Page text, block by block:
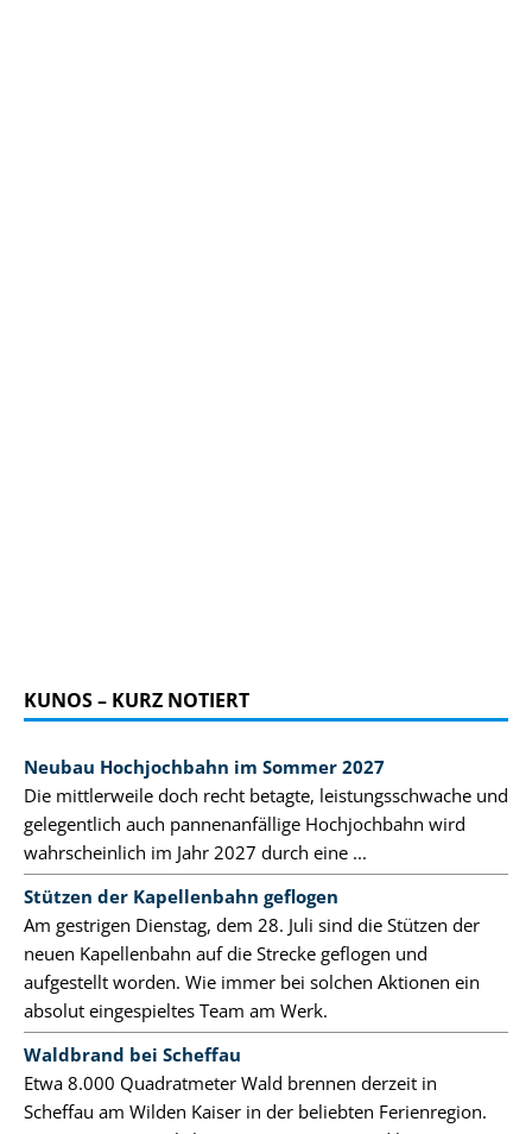
KUNOS – KURZ NOTIERT
Neubau Hochjochbahn im Sommer 2027
Die mittlerweile doch recht betagte, leistungsschwache und
gelegentlich auch pannenanfällige Hochjochbahn wird
wahrscheinlich im Jahr 2027 durch eine ...
Stützen der Kapellenbahn geflogen
Am gestrigen Dienstag, dem 28. Juli sind die Stützen der
neuen Kapellenbahn auf die Strecke geflogen und
aufgestellt worden. Wie immer bei solchen Aktionen ein
absolut eingespieltes Team am Werk.
Waldbrand bei Scheffau
Etwa 8.000 Quadratmeter Wald brennen derzeit in
Scheffau am Wilden Kaiser in der beliebten Ferienregion.